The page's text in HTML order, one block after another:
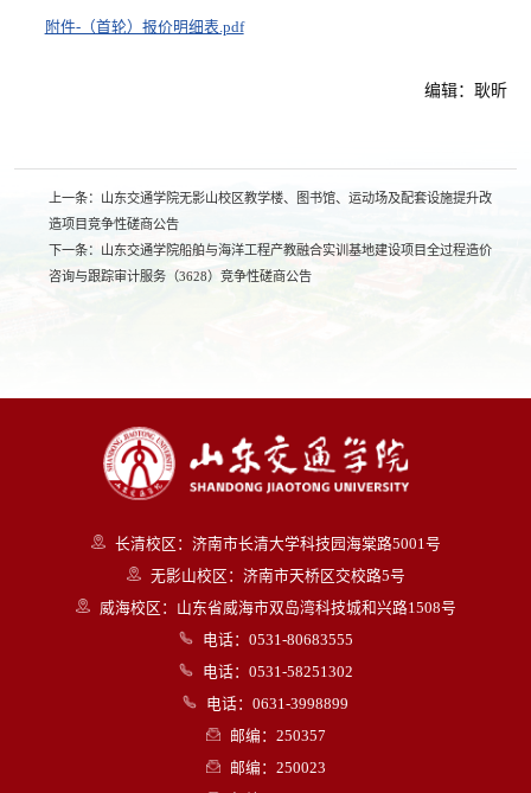
附件-（首轮）报价明细表.pdf
编辑：耿昕
上一条：
山东交通学院无影山校区教学楼、图书馆、运动场及配套设施提升改
造项目竞争性磋商公告
下一条：
山东交通学院船舶与海洋工程产教融合实训基地建设项目全过程造价
咨询与跟踪审计服务（3628）竞争性磋商公告
长清校区：济南市长清大学科技园海棠路5001号
无影山校区：济南市天桥区交校路5号
威海校区：山东省威海市双岛湾科技城和兴路1508号
电话：0531-80683555
电话：0531-58251302
电话：0631-3998899
邮编：250357
邮编：250023